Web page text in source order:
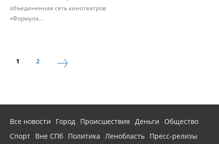
объединенная сеть кинотеатров
«Формула...
1 2
Все новости Город Происшествия Деньги
Общество
Спорт Вне СПб Политика Ленобласть Пресс-релизы